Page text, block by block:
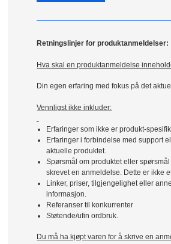
Retningslinjer for produktanmeldelser:
Hva skal en produktanmeldelse
Din egen erfaring med fokus på det
Vennligst ikke inkluder:
Erfaringer som ikke er produkt-
Erfaringer i forbindelse med support
aktuelle produktet.
Spørsmål om produktet eller
skrevet en anmeldelse. Dette er ikke
Linker, priser, tilgjengelighet eller
informasjon.
Referanser til konkurrenter
Støtende/ufin ordbruk.
Du må ha kjøpt varen for å skrive en